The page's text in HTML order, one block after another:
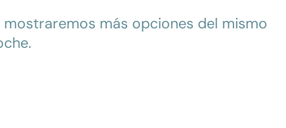
más opciones del mismo